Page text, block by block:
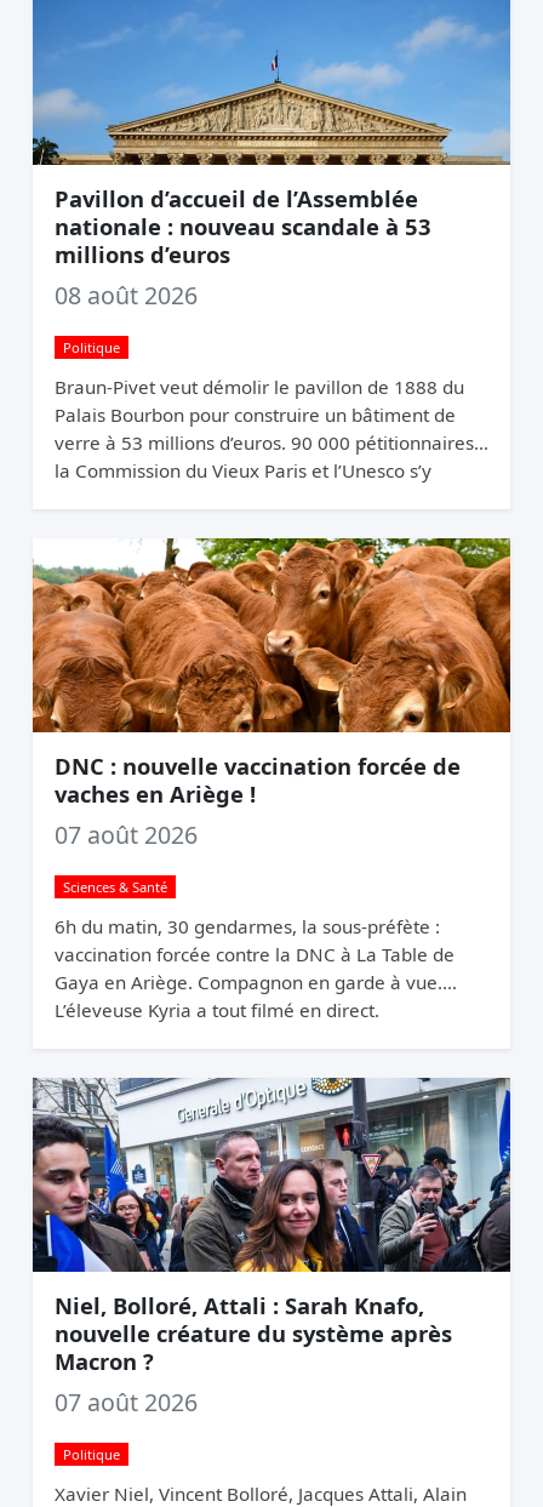
Pavillon d’accueil de l’Assemblée
nationale : nouveau scandale à 53
millions d’euros
08 août 2026
Politique
Braun-Pivet veut démolir le pavillon de 1888 du
Palais Bourbon pour construire un bâtiment de
verre à 53 millions d’euros. 90 000 pétitionnaires,
la Commission du Vieux Paris et l’Unesco s’y
DNC : nouvelle vaccination forcée de
vaches en Ariège !
07 août 2026
Sciences & Santé
6h du matin, 30 gendarmes, la sous-préfète :
vaccination forcée contre la DNC à La Table de
Gaya en Ariège. Compagnon en garde à vue.
L’éleveuse Kyria a tout filmé en direct.
Niel, Bolloré, Attali : Sarah Knafo,
nouvelle créature du système après
Macron ?
07 août 2026
Politique
Xavier Niel, Vincent Bolloré, Jacques Attali, Alain